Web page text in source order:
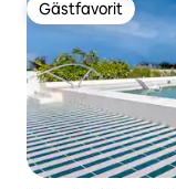
Gästfavorit
Gästfavorit